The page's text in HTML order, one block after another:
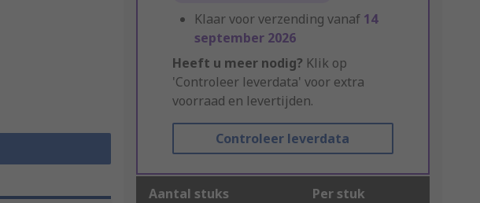
Klaar voor verzending vanaf 14
september 2026
Heeft u meer nodig? Klik op
'Controleer leverdata' voor extra
voorraad en levertijden.
Controleer leverdata
Aantal stuks Per stuk